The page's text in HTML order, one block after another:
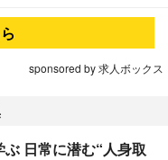
sponsored by 求人ボックス
日常に潜む“人身取